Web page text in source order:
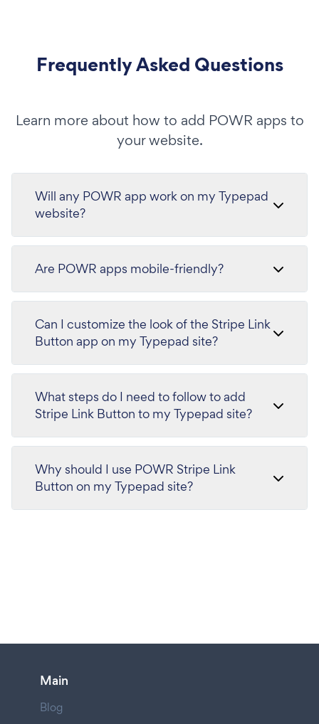
Frequently Asked Questions
Learn more about how to add POWR apps to
your website.
Will any POWR app work on my Typepad
website?
Are POWR apps mobile-friendly?
Can I customize the look of the Stripe Link
Button app on my Typepad site?
What steps do I need to follow to add
Stripe Link Button to my Typepad site?
Why should I use POWR Stripe Link
Button on my Typepad site?
Main
Blog